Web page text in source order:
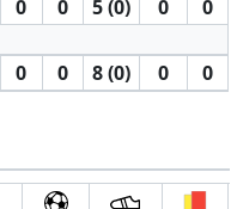
0 0 5 (0) 0 0
0 0 8 (0) 0 0